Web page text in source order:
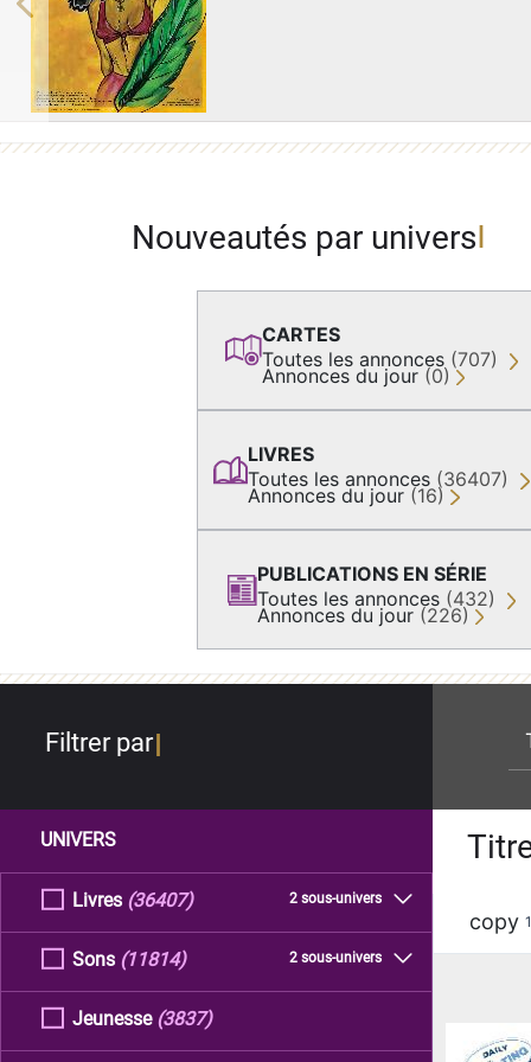
Previous
Nouveautés par univers
CARTES
Toutes les annonces (707)
Annonces du jour (0)
LIVRES
Toutes les annonces (36407)
Annonces du jour (16)
PUBLICATIONS EN SÉRIE
Toutes les annonces (432)
Annonces du jour (226)
Filtrer par
UNIVERS
Livres 2 sous-univers
(36407)
Sons 2 sous-univers
(11814)
Jeunesse (3837)
copy